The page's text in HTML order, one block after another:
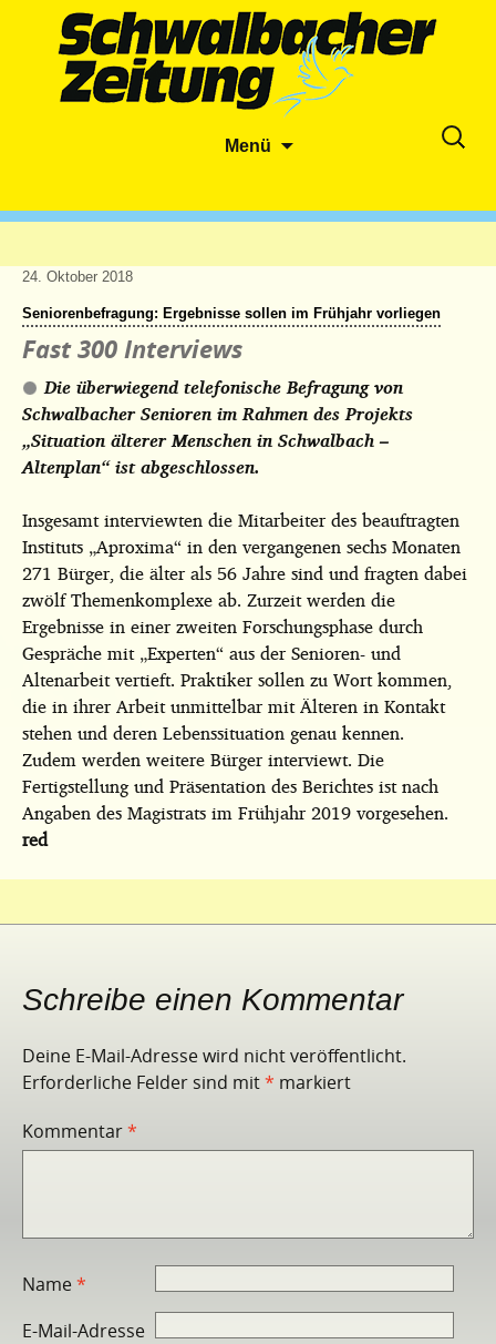
Menü
Suche
24. Oktober 2018
Seniorenbefragung: Ergebnisse sollen im Frühjahr vorliegen
Fast 300 Interviews
Die überwiegend telefonische Befragung von
Schwalbacher Senioren im Rahmen des Projekts
„Situation älterer Menschen in Schwalbach –
Altenplan“ ist abgeschlossen.
Insgesamt interviewten die Mitarbeiter des beauftragten
Instituts „Aproxima“ in den vergangenen sechs Monaten
271 Bürger, die älter als 56 Jahre sind und fragten dabei
zwölf Themenkomplexe ab. Zurzeit werden die
Ergebnisse in einer zweiten Forschungsphase durch
Gespräche mit „Experten“ aus der Senioren- und
Altenarbeit vertieft. Praktiker sollen zu Wort kommen,
die in ihrer Arbeit unmittelbar mit Älteren in Kontakt
stehen und deren Lebenssituation genau kennen.
Zudem werden weitere Bürger interviewt. Die
Fertigstellung und Präsentation des Berichtes ist nach
Angaben des Magistrats im Frühjahr 2019 vorgesehen.
red
Schreibe einen Kommentar
Deine E-Mail-Adresse wird nicht veröffentlicht.
Erforderliche Felder sind mit* markiert
Kommentar*
Name*
E-Mail-Adresse